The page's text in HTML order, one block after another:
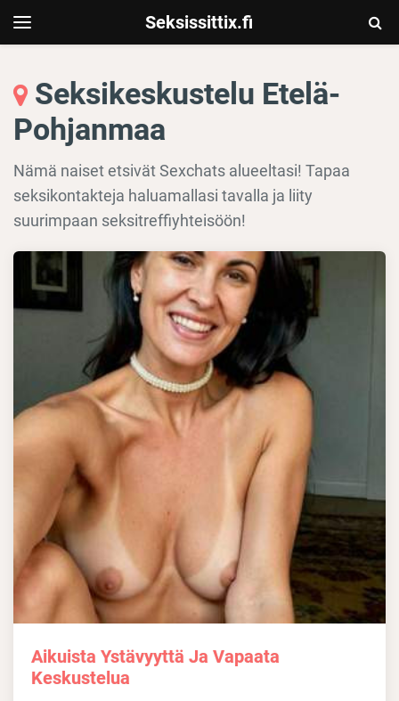
navigation
Seksissittix.fi
Seksikeskustelu Etelä-
Pohjanmaa
Nämä naiset etsivät Sexchats alueeltasi! Tapaa
seksikontakteja haluamallasi tavalla ja liity
suurimpaan seksitreffiyhteisöön!
Aikuista Ystävyyttä Ja Vapaata
Keskustelua